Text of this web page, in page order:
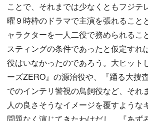
ことで、それまでは少なくともフジテ
曜９時枠のドラマで主演を張れること
ャラクターを一人二役で務められるこ
スティングの条件であったと仮定すれ
役はいなかったのであろう。大ヒット
ーズZERO』の源治役や、『踊る大捜
でのインテリ警視の鳥飼役など、それ
人の良さそうなイメージを覆すような